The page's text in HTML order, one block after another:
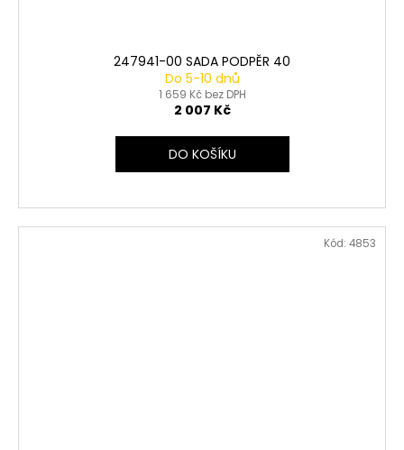
247941-00 SADA PODPĚR 40
Do 5-10 dnů
1 659 Kč bez DPH
2 007 Kč
DO KOŠÍKU
Kód: 4853